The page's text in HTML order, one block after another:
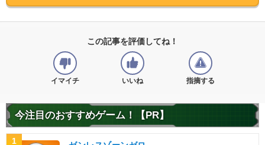
この記事を評価してね！
イマイチ いいね 指摘する
今注目のおすすめゲーム！【PR】
1